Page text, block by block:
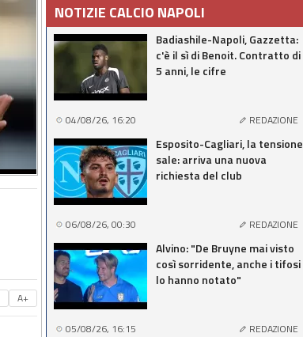
A+
NOTIZIE CALCIO NAPOLI
Badiashile-Napoli, Gazzetta:
c'è il sì di Benoit. Contratto di
5 anni, le cifre
04/08/26, 16:20 REDAZIONE
Esposito-Cagliari, la tensione
sale: arriva una nuova
richiesta del club
06/08/26, 00:30 REDAZIONE
Alvino: "De Bruyne mai visto
così sorridente, anche i tifosi
lo hanno notato"
05/08/26, 16:15 REDAZIONE